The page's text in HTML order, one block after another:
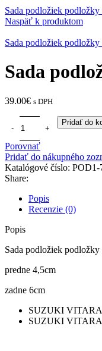
Sada podložiek
Naspäť k produktom
Sada podložiek
Sada
39.00€ s DPH
Pridať do
Porovnať
Pridať do nákupného
Katalógové číslo: POD1-
Share:
Popis
Recenzie (0)
Popis
Sada podložiek
predne 4,5cm
zadne 6cm
SUZUKI VITARA
SUZUKI VITARA